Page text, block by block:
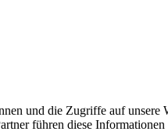
und die Zugriffe auf
führen diese